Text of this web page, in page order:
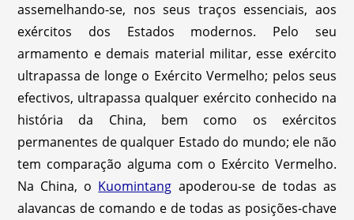
assemelhando-se, nos seus traços essenciais, aos
exércitos dos Estados modernos. Pelo seu
armamento e demais material militar, esse exército
ultrapassa de longe o Exército Vermelho; pelos seus
efectivos, ultrapassa qualquer exército conhecido na
história da China, bem como os exércitos
permanentes de qualquer Estado do mundo; ele não
tem comparação alguma com o Exército Vermelho.
Na China, o Kuomintang apoderou-se de todas as
alavancas de comando e de todas as posições-chave